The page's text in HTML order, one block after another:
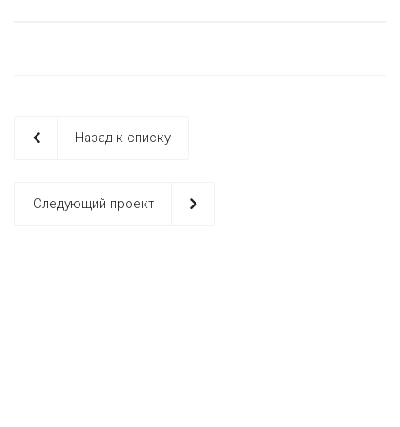
Назад к списку
Следующий проект